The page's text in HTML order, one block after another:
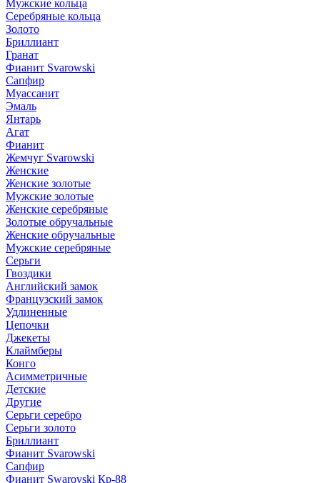
Мужские кольца
Серебряные кольца
Золото
Бриллиант
Гранат
Фианит Svarowski
Сапфир
Муассанит
Эмаль
Янтарь
Агат
Фианит
Жемчуг Svarowski
Женские
Женские золотые
Мужские золотые
Женские серебряные
Золотые обручальные
Женские обручальные
Мужские серебряные
Серьги
Гвоздики
Английский замок
Французский замок
Удлиненные
Цепочки
Джекеты
Клаймберы
Конго
Асимметричные
Детские
Другие
Серьги серебро
Серьги золото
Бриллиант
Фианит Svarowski
Сапфир
Фианит Swarovski Кр-88